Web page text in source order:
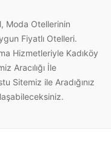
Moda Otellerinin
Fiyatlı Otelleri.
Hizmetleriyle Kadıköy
Aracılığı İle
Sitemiz ile Aradığınız